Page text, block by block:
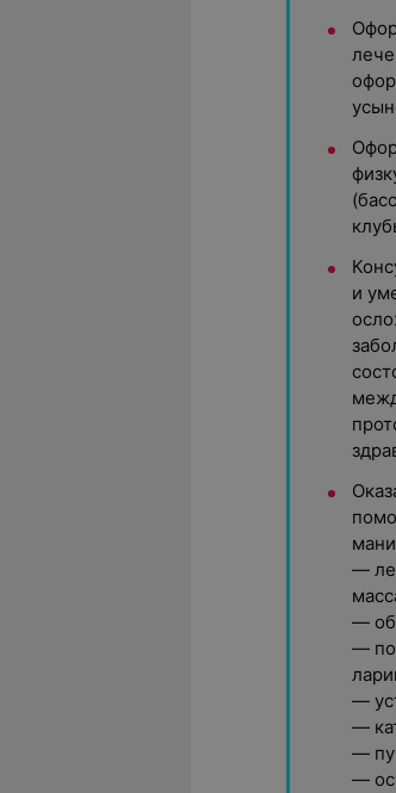
и
—
—
—
—
—
—
—